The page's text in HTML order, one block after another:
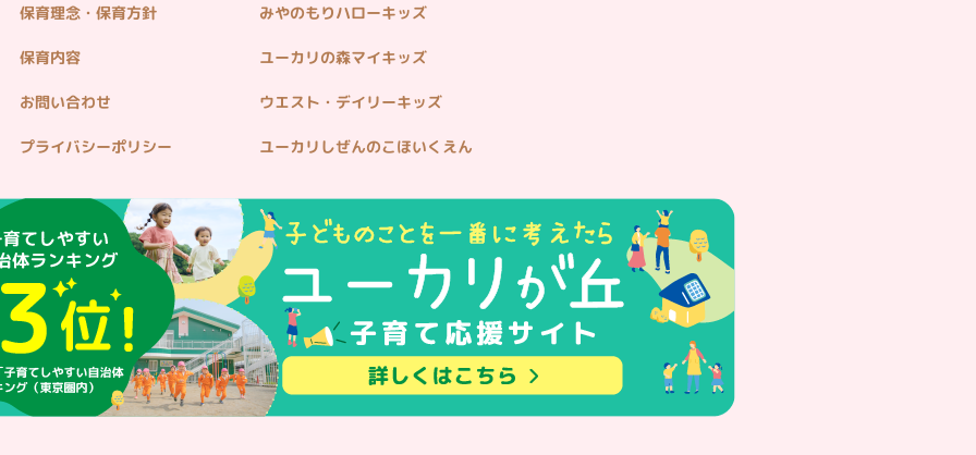
保育理念・保育方針
保育内容
お問い合わせ
プライバシーポリシー
みやのもりハローキッズ
ユーカリの森マイキッズ
ウエスト・デイリーキッズ
ユーカリしぜんのこほいくえん